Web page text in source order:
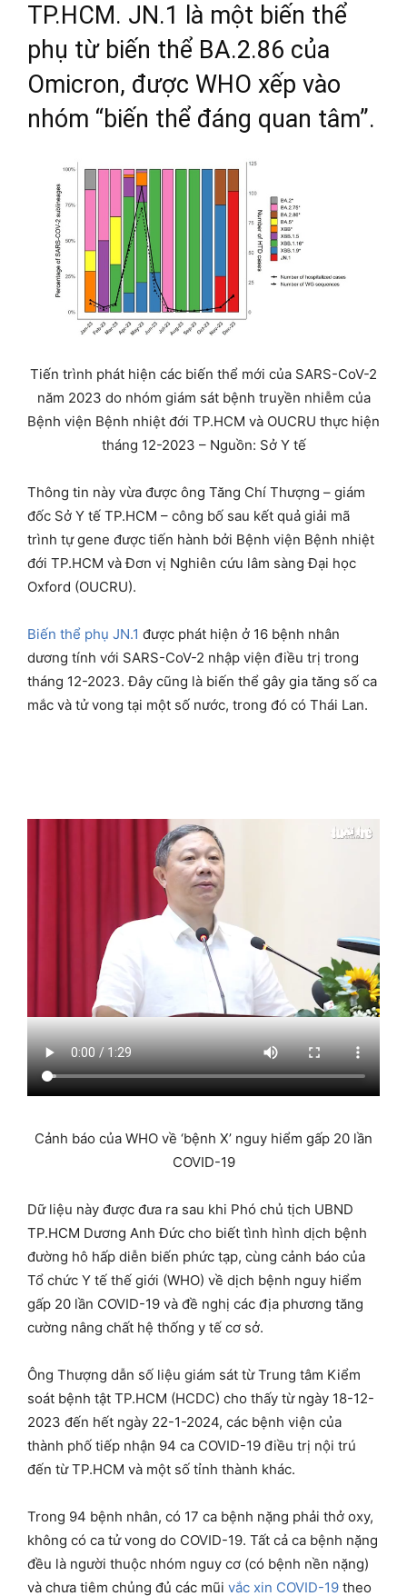
TP.HCM. JN.1 là một biến thể
phụ từ biến thể BA.2.86 của
Omicron, được WHO xếp vào
nhóm “biến thể đáng quan tâm”.
Tiến trình phát hiện các biến thể mới của SARS-CoV-2
năm 2023 do nhóm giám sát bệnh truyền nhiễm của
Bệnh viện Bệnh nhiệt đới TP.HCM và OUCRU thực hiện
tháng 12-2023 – Nguồn: Sở Y tế
Thông tin này vừa được ông Tăng Chí Thượng – giám
đốc Sở Y tế TP.HCM – công bố sau kết quả giải mã
trình tự gene được tiến hành bởi Bệnh viện Bệnh nhiệt
đới TP.HCM và Đơn vị Nghiên cứu lâm sàng Đại học
Oxford (OUCRU).
Biến thể phụ JN.1 được phát hiện ở 16 bệnh nhân
dương tính với SARS-CoV-2 nhập viện điều trị trong
tháng 12-2023. Đây cũng là biến thể gây gia tăng số ca
mắc và tử vong tại một số nước, trong đó có Thái Lan.
Cảnh báo của WHO về ‘bệnh X’ nguy hiểm gấp 20 lần
COVID-19
Dữ liệu này được đưa ra sau khi Phó chủ tịch UBND
TP.HCM Dương Anh Đức cho biết tình hình dịch bệnh
đường hô hấp diễn biến phức tạp, cùng cảnh báo của
Tổ chức Y tế thế giới (WHO) về dịch bệnh nguy hiểm
gấp 20 lần COVID-19 và đề nghị các địa phương tăng
cường nâng chất hệ thống y tế cơ sở.
Ông Thượng dẫn số liệu giám sát từ Trung tâm Kiểm
soát bệnh tật TP.HCM (HCDC) cho thấy từ ngày 18-12-
2023 đến hết ngày 22-1-2024, các bệnh viện của
thành phố tiếp nhận 94 ca COVID-19 điều trị nội trú
đến từ TP.HCM và một số tỉnh thành khác.
Trong 94 bệnh nhân, có 17 ca bệnh nặng phải thở oxy,
không có ca tử vong do COVID-19. Tất cả ca bệnh nặng
đều là người thuộc nhóm nguy cơ (có bệnh nền nặng)
và chưa tiêm chủng đủ các mũi vắc xin COVID-19 theo